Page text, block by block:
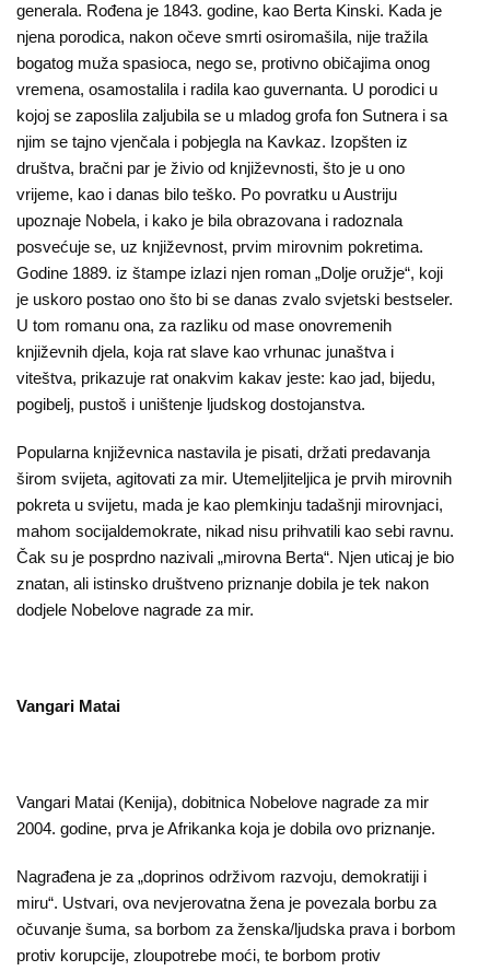
generala. Rođena je 1843. godine, kao Berta Kinski. Kada je
njena porodica, nakon očeve smrti osiromašila, nije tražila
bogatog muža spasioca, nego se, protivno običajima onog
vremena, osamostalila i radila kao guvernanta. U porodici u
kojoj se zaposlila zaljubila se u mladog grofa fon Sutnera i sa
njim se tajno vjenčala i pobjegla na Kavkaz. Izopšten iz
društva, bračni par je živio od književnosti, što je u ono
vrijeme, kao i danas bilo teško. Po povratku u Austriju
upoznaje Nobela, i kako je bila obrazovana i radoznala
posvećuje se, uz književnost, prvim mirovnim pokretima.
Godine 1889. iz štampe izlazi njen roman „Dolje oružje“, koji
je uskoro postao ono što bi se danas zvalo svjetski bestseler.
U tom romanu ona, za razliku od mase onovremenih
književnih djela, koja rat slave kao vrhunac junaštva i
viteštva, prikazuje rat onakvim kakav jeste: kao jad, bijedu,
pogibelj, pustoš i uništenje ljudskog dostojanstva.
Popularna književnica nastavila je pisati, držati predavanja
širom svijeta, agitovati za mir. Utemeljiteljica je prvih mirovnih
pokreta u svijetu, mada je kao plemkinju tadašnji mirovnjaci,
mahom socijaldemokrate, nikad nisu prihvatili kao sebi ravnu.
Čak su je posprdno nazivali „mirovna Berta“. Njen uticaj je bio
znatan, ali istinsko društveno priznanje dobila je tek nakon
dodjele Nobelove nagrade za mir.
Vangari Matai
Vangari Matai (Kenija), dobitnica Nobelove nagrade za mir
2004. godine, prva je Afrikanka koja je dobila ovo priznanje.
Nagrađena je za „doprinos održivom razvoju, demokratiji i
miru“. Ustvari, ova nevjerovatna žena je povezala borbu za
očuvanje šuma, sa borbom za ženska/ljudska prava i borbom
protiv korupcije, zloupotrebe moći, te borbom protiv